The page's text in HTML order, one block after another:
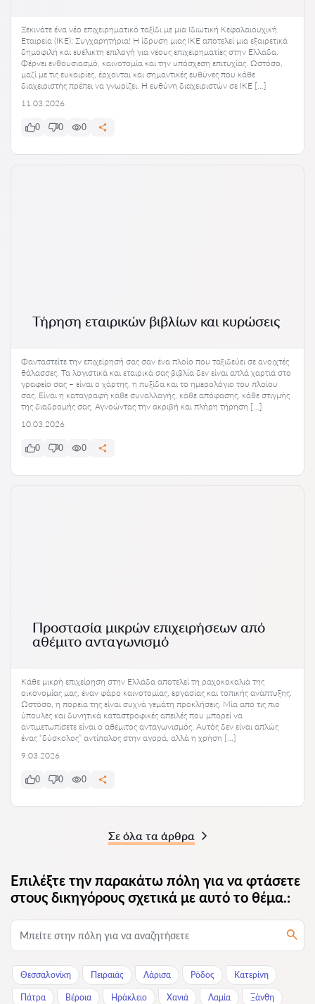
Ξεκινάτε ένα νέο επιχειρηματικό ταξίδι με μια Ιδιωτική Κεφαλαιουχική
Εταιρεία (ΙΚΕ); Συγχαρητήρια! Η ίδρυση μιας ΙΚΕ αποτελεί μια εξαιρετικά
δημοφιλή και ευέλικτη επιλογή για νέους επιχειρηματίες στην Ελλάδα.
Φέρνει ενθουσιασμό, καινοτομία και την υπόσχεση επιτυχίας. Ωστόσο,
μαζί με τις ευκαιρίες, έρχονται και σημαντικές ευθύνες που κάθε
διαχειριστής πρέπει να γνωρίζει. Η ευθύνη διαχειριστών σε ΙΚΕ […]
11.03.2026
0 0 0
Τήρηση εταιρικών βιβλίων και κυρώσεις
Φανταστείτε την επιχείρησή σας σαν ένα πλοίο που ταξιδεύει σε ανοιχτές
θάλασσες. Τα λογιστικά και εταιρικά σας βιβλία δεν είναι απλά χαρτιά στο
γραφείο σας – είναι ο χάρτης, η πυξίδα και το ημερολόγιο του πλοίου
σας. Είναι η καταγραφή κάθε συναλλαγής, κάθε απόφασης, κάθε στιγμής
της διαδρομής σας. Αγνοώντας την ακριβή και πλήρη τήρηση […]
10.03.2026
0 0 0
Προστασία μικρών επιχειρήσεων από
αθέμιτο ανταγωνισμό
Κάθε μικρή επιχείρηση στην Ελλάδα αποτελεί τη ραχοκοκαλιά της
οικονομίας μας, έναν φάρο καινοτομίας, εργασίας και τοπικής ανάπτυξης.
Ωστόσο, η πορεία της είναι συχνά γεμάτη προκλήσεις. Μία από τις πιο
ύπουλες και δυνητικά καταστροφικές απειλές που μπορεί να
αντιμετωπίσετε είναι ο αθέμιτος ανταγωνισμός. Αυτός δεν είναι απλώς
ένας “δύσκολος” αντίπαλος στην αγορά, αλλά η χρήση […]
9.03.2026
0 0 0
Σε όλα τα άρθρα
Επιλέξτε την παρακάτω πόλη για να φτάσετε
στους δικηγόρους σχετικά με αυτό το θέμα.:
Θεσσαλονίκη Πειραιάς Λάρισα Ρόδος Κατερίνη
Πάτρα Βέροια Ηράκλειο Χανιά Λαμία Ξάνθη